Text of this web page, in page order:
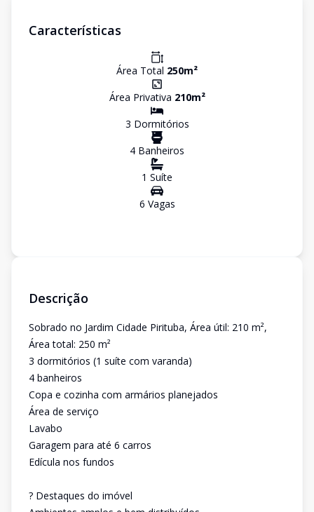
Características
Área Total 250m²
Área Privativa 210m²
3 Dormitórios
4 Banheiros
1 Suíte
6 Vagas
Descrição
Sobrado no Jardim Cidade Pirituba, Área útil: 210 m²,
Área total: 250 m²
3 dormitórios (1 suíte com varanda)
4 banheiros
Copa e cozinha com armários planejados
Área de serviço
Lavabo
Garagem para até 6 carros
Edícula nos fundos
? Destaques do imóvel